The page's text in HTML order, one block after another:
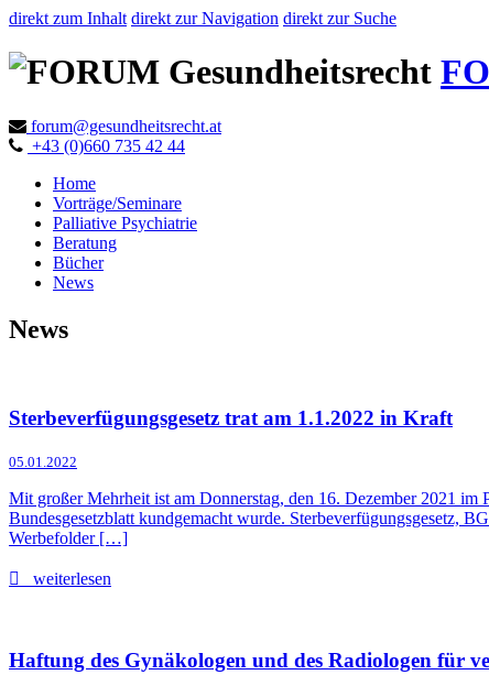
direkt zum Inhalt direkt zur Navigation direkt zur Suche
forum@gesundheitsrecht.at
+43 (0)660 735 42 44
Home
Vorträge/Seminare
Palliative Psychiatrie
Beratung
Bücher
News
News
Sterbeverfügungsgesetz trat am 1.1.2022 in Kraft
05.01.2022
Mit großer Mehrheit ist am Donnerstag, den 16. Dezember 2021 im
Bundesgesetzblatt kundgemacht wurde. Sterbeverfügungsgesetz,
Werbefolder […]
weiterlesen
Haftung des Gynäkologen und des Radiologen für